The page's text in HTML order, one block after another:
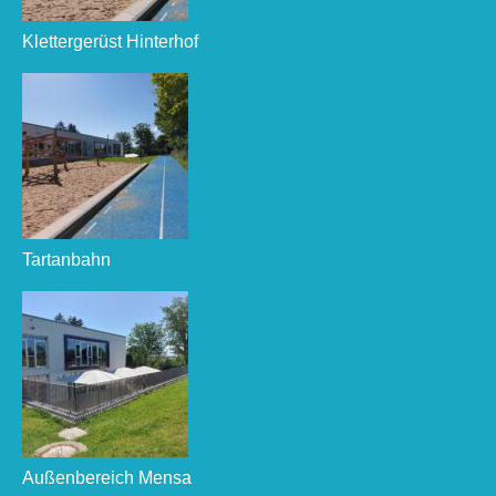
Klettergerüst Hinterhof
Tartanbahn
Außenbereich Mensa